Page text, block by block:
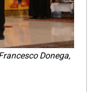
Donega,